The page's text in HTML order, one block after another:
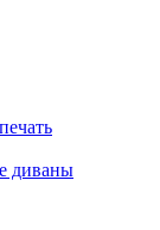
диваны